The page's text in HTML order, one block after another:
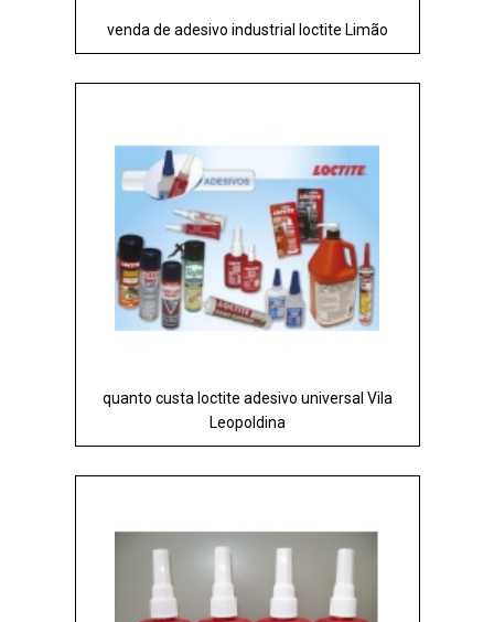
venda de adesivo industrial loctite Limão
quanto custa loctite adesivo universal Vila
Leopoldina